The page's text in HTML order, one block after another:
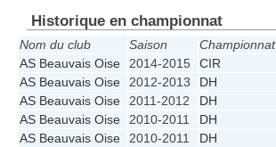
Historique en championnat
Nom du club Saison Championnat
AS Beauvais Oise
2014-2015 CIR
AS Beauvais Oise
2012-2013 DH
AS Beauvais Oise
2011-2012 DH
AS Beauvais Oise
2010-2011 DH
AS Beauvais Oise
2010-2011 DH